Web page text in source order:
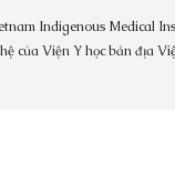
Indigenous Medical
của Viện Y học bản địa